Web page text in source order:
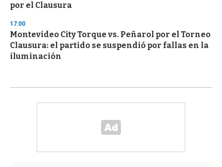
por el Clausura
17:00
Montevideo City Torque vs. Peñarol por el Torneo
Clausura: el partido se suspendió por fallas en la
iluminación